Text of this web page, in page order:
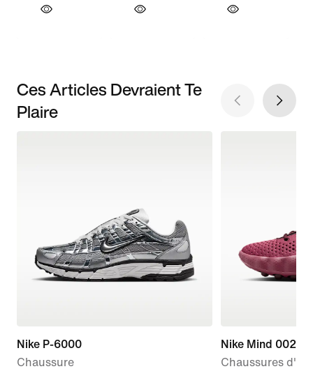
Ces Articles Devraient Te
Plaire
Nike P-6000
Chaussure
Nike Mind 002
Chaussures